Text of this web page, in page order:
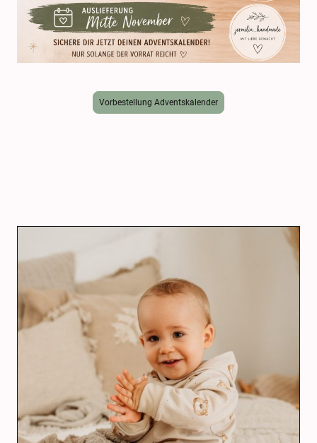
Vorbestellung Adventskalender